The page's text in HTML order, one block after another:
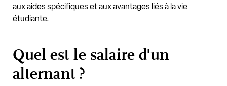
aux aides spécifiques et aux avantages liés à la vie
étudiante.
Quel est le salaire d'un
alternant ?